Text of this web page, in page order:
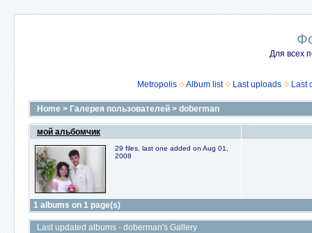
Для всех
Metropolis Album list Last uploads Last
Home > Галерея пользователей > doberman
мой альбомчик
29 files, last one added on Aug 01,
2008
1 albums on 1 page(s)
Last updated albums - doberman's Gallery